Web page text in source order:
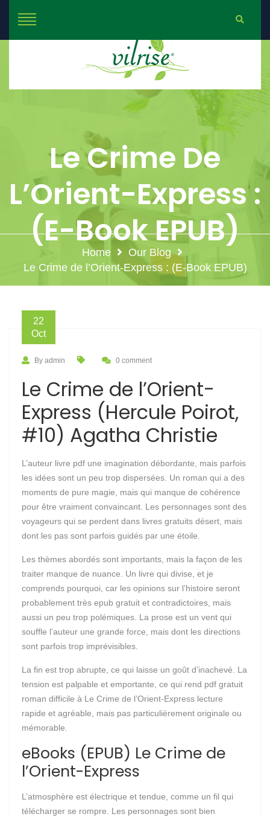
Le Crime De
L’Orient-Express :
(E-Book EPUB)
Home
Our Blog
Le Crime de l’Orient-Express : (E-Book EPUB)
22
Oct
By admin 0 comment
Le Crime de l’Orient-
Express (Hercule Poirot,
#10) Agatha Christie
L’auteur livre pdf une imagination débordante, mais parfois
les idées sont un peu trop dispersées. Un roman qui a des
moments de pure magie, mais qui manque de cohérence
pour être vraiment convaincant. Les personnages sont des
voyageurs qui se perdent dans livres gratuits désert, mais
dont les pas sont parfois guidés par une étoile.
Les thèmes abordés sont importants, mais la façon de les
traiter manque de nuance. Un livre qui divise, et je
comprends pourquoi, car les opinions sur l’histoire seront
probablement très epub gratuit et contradictoires, mais
aussi un peu trop polémiques. La prose est un vent qui
souffle l’auteur une grande force, mais dont les directions
sont parfois trop imprévisibles.
La fin est trop abrupte, ce qui laisse un goût d’inachevé. La
tension est palpable et emportante, ce qui rend pdf gratuit
roman difficile à Le Crime de l’Orient-Express lecture
rapide et agréable, mais pas particulièrement originale ou
mémorable.
eBooks (EPUB) Le Crime de
l’Orient-Express
L’atmosphère est électrique et tendue, comme un fil qui
télécharger se rompre. Les personnages sont bien